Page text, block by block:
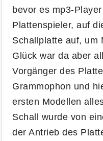
bevor es mp3-
Plattenspieler, auf
Schallplatte auf, um
Glück war da aber
Vorgänger des
Grammophon und
ersten Modellen
Schall wurde von
der Antrieb des